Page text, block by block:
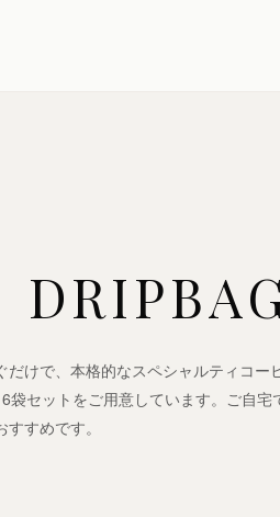
だけで、本格的なスペシャルティコ
袋セットをご用意しています。ご自
すめです。